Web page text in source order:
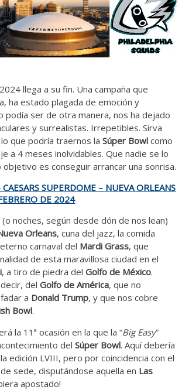
llega a su fin. Una campaña que
ha estado plagada de emoción y
podía ser de otra manera, nos ha dejado
y surrealistas. Irrepetibles. Sirva
que podría traernos laSúper Bowl como
a 4 meses inolvidables. Que nadie se lo
objetivo es conseguir arrancar una sonrisa.
SUPERDOME – NUEVA ORLEANS
DE 2024
noches, según desde dón de nos lean)
Orleans, cuna del jazz, la comida
carnaval del Mardi Grass, que
de esta maravillosa ciudad en el
, a tiro de piedra delGolfo de México.
delGolfo de América, que no
a Donald Trump, y que nos cobre
Bowl.
la 11ª ocasión en la que la “Big Easy”
delSúper Bowl. Aquí debería
edición LVIII, pero por coincidencia con el
sede, disputándose aquella en Las
apostado!